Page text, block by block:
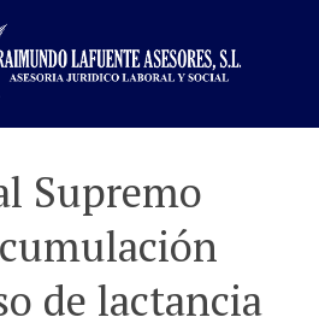
Supremo
de lactancia